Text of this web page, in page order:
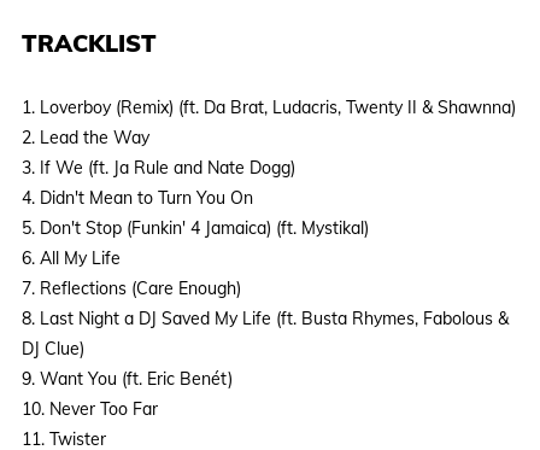
TRACKLIST
1. Loverboy (Remix) (ft. Da Brat, Ludacris, Twenty II & Shawnna)
2. Lead the Way
3. If We (ft. Ja Rule and Nate Dogg)
4. Didn't Mean to Turn You On
5. Don't Stop (Funkin' 4 Jamaica) (ft. Mystikal)
6. All My Life
7. Reflections (Care Enough)
8. Last Night a DJ Saved My Life (ft. Busta Rhymes, Fabolous &
DJ Clue)
9. Want You (ft. Eric Benét)
10. Never Too Far
11. Twister